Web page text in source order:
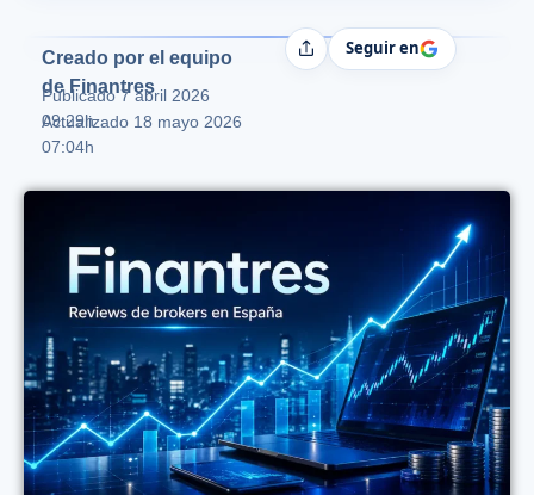
Creado por el equipo
de Finantres
Publicado 7 abril 2026
09:29h
Actualizado 18 mayo 2026
07:04h
CompartirSeguir en